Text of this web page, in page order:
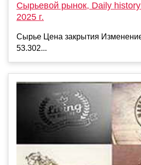
Сырьевой рынок, Daily
2025 г.
Сырье Цена закрытия
53.302...